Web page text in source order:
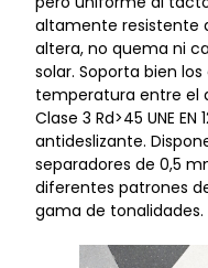
altamente resistente
altera, no quema ni
solar. Soporta bien
temperatura entre el
Clase 3 Rd>45 UNE
antideslizante.
separadores de 0,5
diferentes patrones
gama de tonalidades.